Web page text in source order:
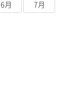
6月 7月